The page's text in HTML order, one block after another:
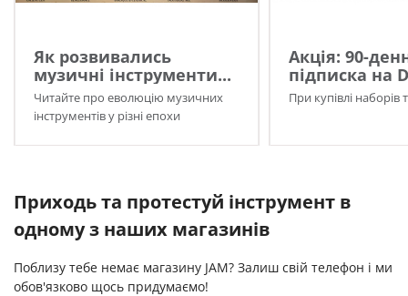
Як розвивались
музичні інструменти...
Читайте про еволюцію музичних
інструментів у різні епохи
Акція: 90-
підписка на
При купівлі наборів
Приходь та протестуй інструмент в
одному з наших магазинів
Поблизу тебе немає магазину JAM? Залиш свій телефон і ми
обов'язково щось придумаємо!